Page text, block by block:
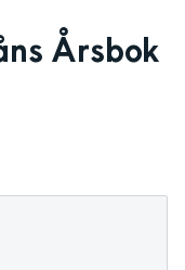
Årsbok